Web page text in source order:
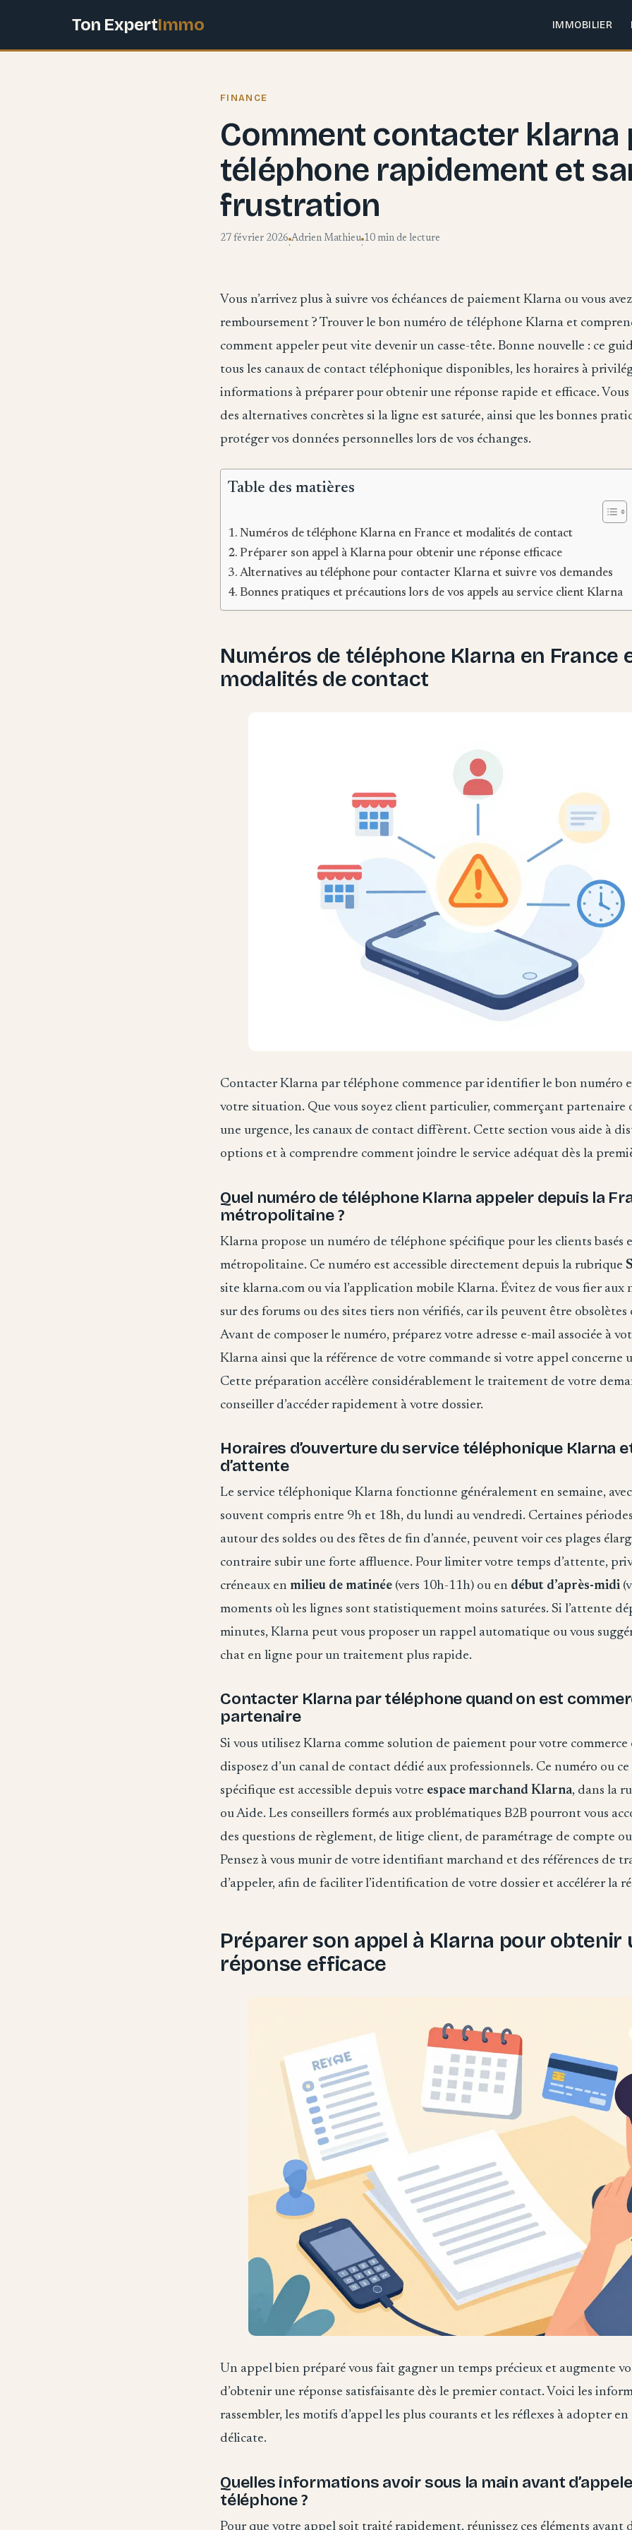
Ton ExpertImmo IMMOBILIER
FINANCE
Comment contacter klarna
téléphone rapidement et
frustration
27 février 2026
·
Adrien Mathieu
·
10 min de lecture
Vous n’arrivez plus à suivre vos échéances de paiement Klarna ou vous
remboursement ? Trouver le bon numéro de téléphone Klarna et
comment appeler peut vite devenir un casse-tête. Bonne nouvelle : ce
tous les canaux de contact téléphonique disponibles, les horaires à
informations à préparer pour obtenir une réponse rapide et efficace. Vous
des alternatives concrètes si la ligne est saturée, ainsi que les bonnes
protéger vos données personnelles lors de vos échanges.
Table des matières
Numéros de téléphone Klarna en France et modalités de contact
Préparer son appel à Klarna pour obtenir une réponse efficace
Alternatives au téléphone pour contacter Klarna et suivre vos demandes
Bonnes pratiques et précautions lors de vos appels au service client Klarna
Numéros de téléphone Klarna en France
modalités de contact
Contacter Klarna par téléphone commence par identifier le bon numéro
votre situation. Que vous soyez client particulier, commerçant partenaire
une urgence, les canaux de contact diffèrent. Cette section vous aide à
options et à comprendre comment joindre le service adéquat dès la
Quel numéro de téléphone Klarna appeler depuis la
métropolitaine ?
Klarna propose un numéro de téléphone spécifique pour les clients basés
métropolitaine. Ce numéro est accessible directement depuis la rubrique
site klarna.com ou via l’application mobile Klarna. Évitez de vous fier aux
sur des forums ou des sites tiers non vérifiés, car ils peuvent être
Avant de composer le numéro, préparez votre adresse e-mail associée à
Klarna ainsi que la référence de votre commande si votre appel concerne
Cette préparation accélère considérablement le traitement de votre
conseiller d’accéder rapidement à votre dossier.
Horaires d’ouverture du service téléphonique Klarna
d’attente
Le service téléphonique Klarna fonctionne généralement en semaine,
souvent compris entre 9h et 18h, du lundi au vendredi. Certaines
autour des soldes ou des fêtes de fin d’année, peuvent voir ces plages
contraire subir une forte affluence. Pour limiter votre temps d’attente,
créneaux en milieu de matinée (vers 10h-11h) ou en début d’après-midi
moments où les lignes sont statistiquement moins saturées. Si l’attente
minutes, Klarna peut vous proposer un rappel automatique ou vous
chat en ligne pour un traitement plus rapide.
Contacter Klarna par téléphone quand on est
partenaire
Si vous utilisez Klarna comme solution de paiement pour votre commerce
disposez d’un canal de contact dédié aux professionnels. Ce numéro ou
spécifique est accessible depuis votre espace marchand Klarna, dans la
ou Aide. Les conseillers formés aux problématiques B2B pourront vous
des questions de règlement, de litige client, de paramétrage de compte
Pensez à vous munir de votre identifiant marchand et des références de
d’appeler, afin de faciliter l’identification de votre dossier et accélérer la
Préparer son appel à Klarna pour obtenir
réponse efficace
Un appel bien préparé vous fait gagner un temps précieux et augmente
d’obtenir une réponse satisfaisante dès le premier contact. Voici les
rassembler, les motifs d’appel les plus courants et les réflexes à adopter
délicate.
Quelles informations avoir sous la main avant
téléphone ?
Pour que votre appel soit traité rapidement, réunissez ces éléments avant